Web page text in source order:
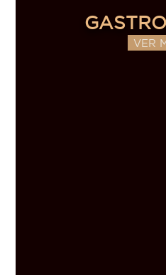
VER